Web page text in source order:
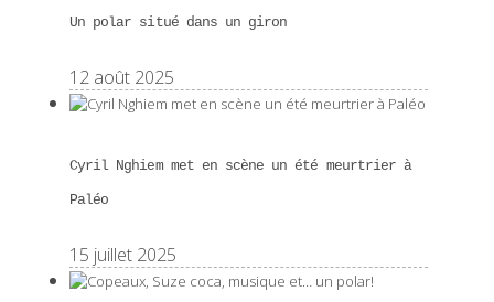
Un polar situé dans un giron
12 août 2025
Cyril Nghiem met en scène un été meurtrier à
Paléo
15 juillet 2025